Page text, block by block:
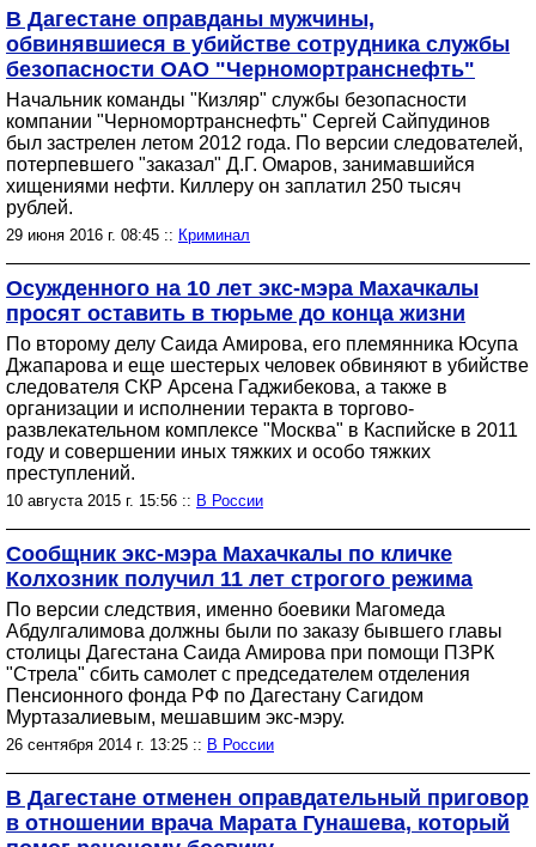
В Дагестане оправданы мужчины,
обвинявшиеся в убийстве сотрудника службы
безопасности ОАО "Черномортранснефть"
Начальник команды "Кизляр" службы безопасности
компании "Черномортранснефть" Сергей Сайпудинов
был застрелен летом 2012 года. По версии следователей,
потерпевшего "заказал" Д.Г. Омаров, занимавшийся
хищениями нефти. Киллеру он заплатил 250 тысяч
рублей.
29 июня 2016 г. 08:45 :: Криминал
Осужденного на 10 лет экс-мэра Махачкалы
просят оставить в тюрьме до конца жизни
По второму делу Саида Амирова, его племянника Юсупа
Джапарова и еще шестерых человек обвиняют в убийстве
следователя СКР Арсена Гаджибекова, а также в
организации и исполнении теракта в торгово-
развлекательном комплексе "Москва" в Каспийске в 2011
году и совершении иных тяжких и особо тяжких
преступлений.
10 августа 2015 г. 15:56 :: В России
Сообщник экс-мэра Махачкалы по кличке
Колхозник получил 11 лет строгого режима
По версии следствия, именно боевики Магомеда
Абдулгалимова должны были по заказу бывшего главы
столицы Дагестана Саида Амирова при помощи ПЗРК
"Стрела" сбить самолет с председателем отделения
Пенсионного фонда РФ по Дагестану Сагидом
Муртазалиевым, мешавшим экс-мэру.
26 сентября 2014 г. 13:25 :: В России
В Дагестане отменен оправдательный приговор
в отношении врача Марата Гунашева, который